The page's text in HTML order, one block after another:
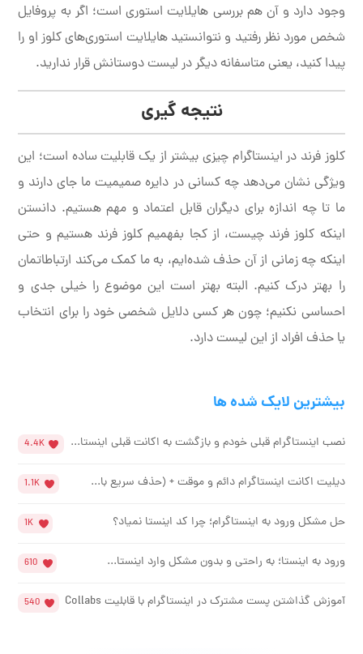
وجود دارد و آن هم بررسی هایلایت استوری است؛ اگر به پروفایل
شخص مورد نظر رفتید و نتوانستید هایلایت استوری‌های کلوز او را
پیدا کنید، یعنی متاسفانه دیگر در لیست دوستانش قرار ندارید.
نتیجه گیری
کلوز فرند در اینستاگرام چیزی بیشتر از یک قابلیت ساده است؛ این
ویژگی نشان می‌دهد چه کسانی در دایره صمیمیت ما جای دارند و
ما تا چه اندازه برای دیگران قابل اعتماد و مهم هستیم. دانستن
اینکه کلوز فرند چیست، از کجا بفهمیم کلوز فرند هستیم و حتی
اینکه چه زمانی از آن حذف شده‌ایم، به ما کمک می‌کند ارتباطاتمان
را بهتر درک کنیم. البته بهتر است این موضوع را خیلی جدی و
احساسی نکنیم؛ چون هر کسی دلایل شخصی خود را برای انتخاب
یا حذف افراد از این لیست دارد.
بیشترین لایک شده ها
نصب اینستاگرام قبلی خودم و بازگشت به اکانت قبلی اینستا... 4.4K
دیلیت اکانت اینستاگرام دائم و موقت + (حذف سریع با... 1.1K
حل مشکل ورود به اینستاگرام؛ چرا کد اینستا نمیاد؟ 1K
ورود به اینستا؛ به راحتی و بدون مشکل وارد اینستا... 610
آموزش گذاشتن پست مشترک در اینستاگرام با قابلیت Collabs 540